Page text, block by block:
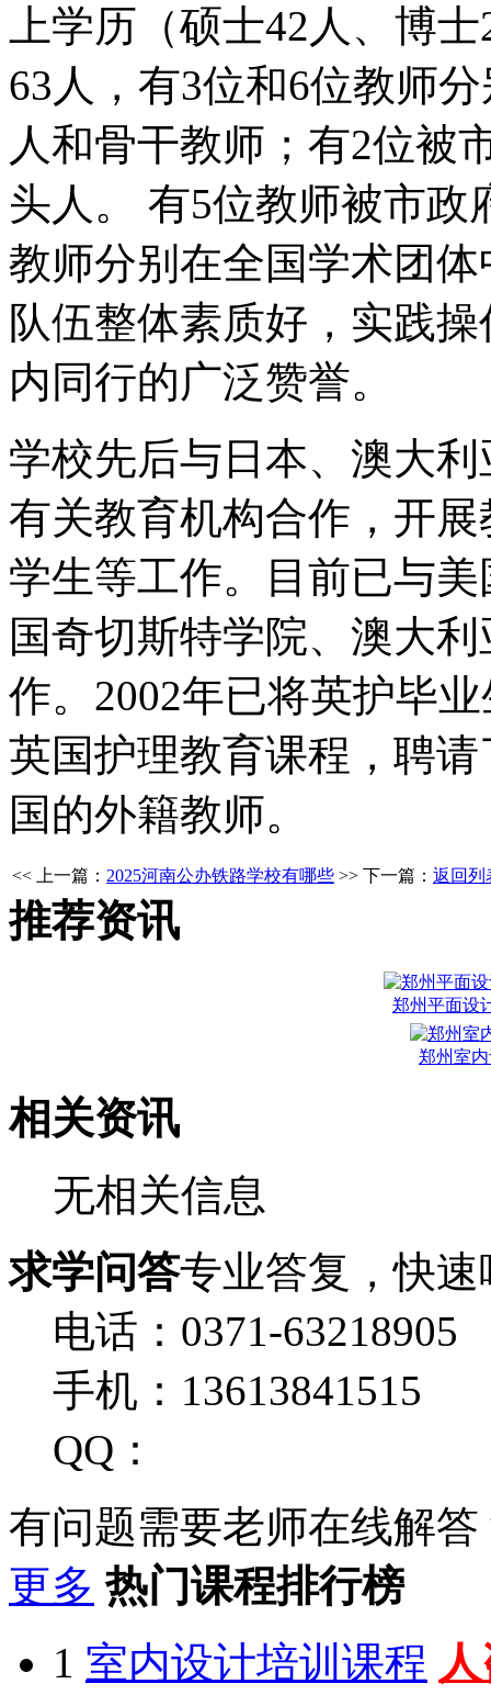
上学历（硕士42人、博
63人，有3位和6位教师
人和骨干教师；有2位被
头人。 有5位教师被市政
教师分别在全国学术团
队伍整体素质好，实践
内同行的广泛赞誉。
学校先后与日本、澳大
有关教育机构合作，开
学生等工作。目前已与
国奇切斯特学院、澳大
作。2002年已将英护毕
英国护理教育课程，聘
国的外籍教师。
<< 上一篇： 2025河南公办铁路学校有哪些 >> 下一篇： 返回列
推荐资讯
郑州平面设
郑州室
相关资讯
无相关信息
求学问答专业答复，快速
电话：0371-63218905
手机：13613841515
QQ：
有问题需要老师在线解答
更多 热门课程排行榜
1 室内设计培训课程